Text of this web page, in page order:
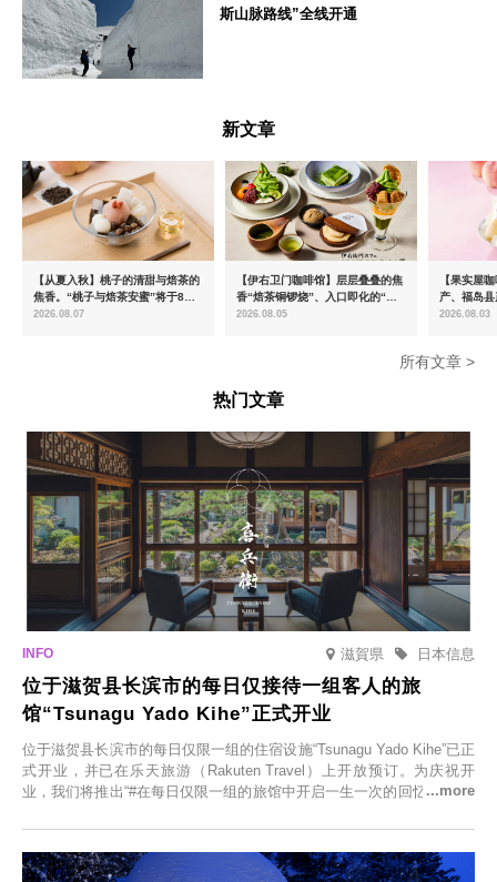
斯山脉路线”全线开通
新文章
【从夏入秋】桃子的清甜与焙茶的
焦香。“桃子与焙茶安蜜”将于8月
中旬起限时发售
2026.08.07
【伊右卫门咖啡馆】层层叠叠的焦
香“焙茶铜锣烧”、入口即化的“宇
治抹茶提拉米苏”全新登场
2026.08.05
【果实屋
产、福岛
2026.08.03
所有文章 >
热门文章
滋賀県 日本信息
位于滋贺县长滨市的每日仅接待一组客人的旅
馆“Tsunagu Yado Kihe”正式开业
位于滋贺县长滨市的每日仅限一组的住宿设施“Tsunagu Yado Kihe”已正
式开业，并已在乐天旅游（Rakuten Travel）上开放预订。为庆祝开
业，我们将推出“#在每日仅限一组的旅馆中开启一生一次的回忆之旅”活
在此与重要之人共度一段难忘的特别时光。